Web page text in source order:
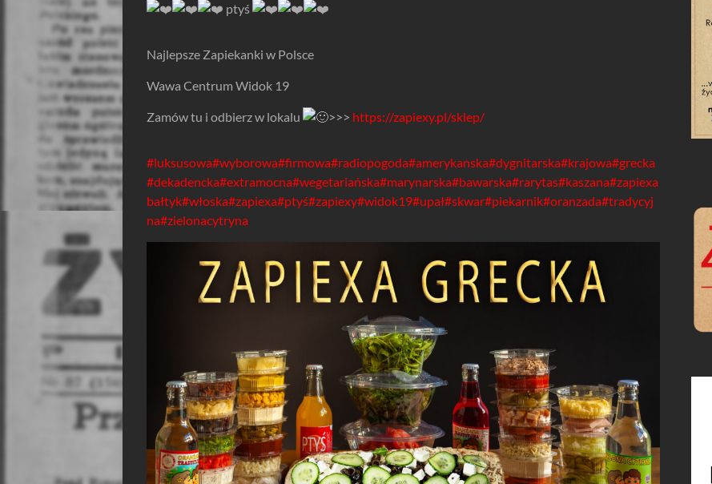
ptyś
Najlepsze Zapiekanki w Polsce
Wawa Centrum Widok 19
Zamów tu i odbierz w lokalu >>> https://zapiexy.pl/sklep/
#luksusowa#wyborowa#firmowa#radiopogoda#amerykanska#dygnitarska#krajowa#grecka
#dekadencka#extramocna#wegetariańska#marynarska#bawarska#rarytas#kaszana#zapiexa
bałtyk#włoska#zapiexa#ptyś#zapiexy#widok19#upał#skwar#piekarnik#oranzada#tradycyj
na#zielonacytryna